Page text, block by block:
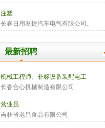
注塑
长春日用友捷汽车电气有限公司..
最新招聘
机械工程师、非标设备装配电工
长春合心机械制造有限公司
营业员
吉林省老昌食品有限公司